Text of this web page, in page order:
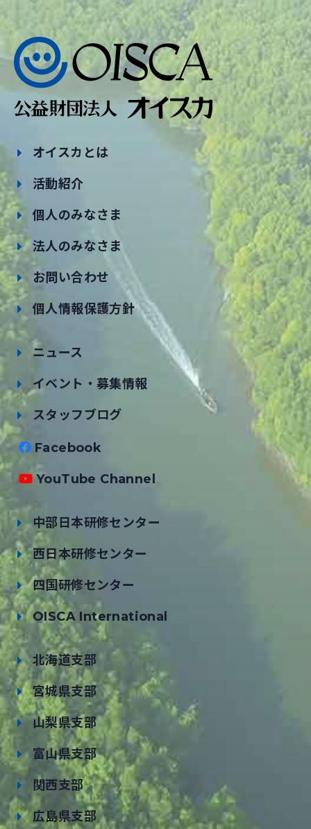
オイスカとは
活動紹介
個人のみなさま
法人のみなさま
お問い合わせ
個人情報保護方針
ニュース
イベント・募集情報
スタッフブログ
Facebook
YouTube Channel
中部日本研修センター
西日本研修センター
四国研修センター
OISCA International
北海道支部
宮城県支部
山梨県支部
富山県支部
関西支部
広島県支部